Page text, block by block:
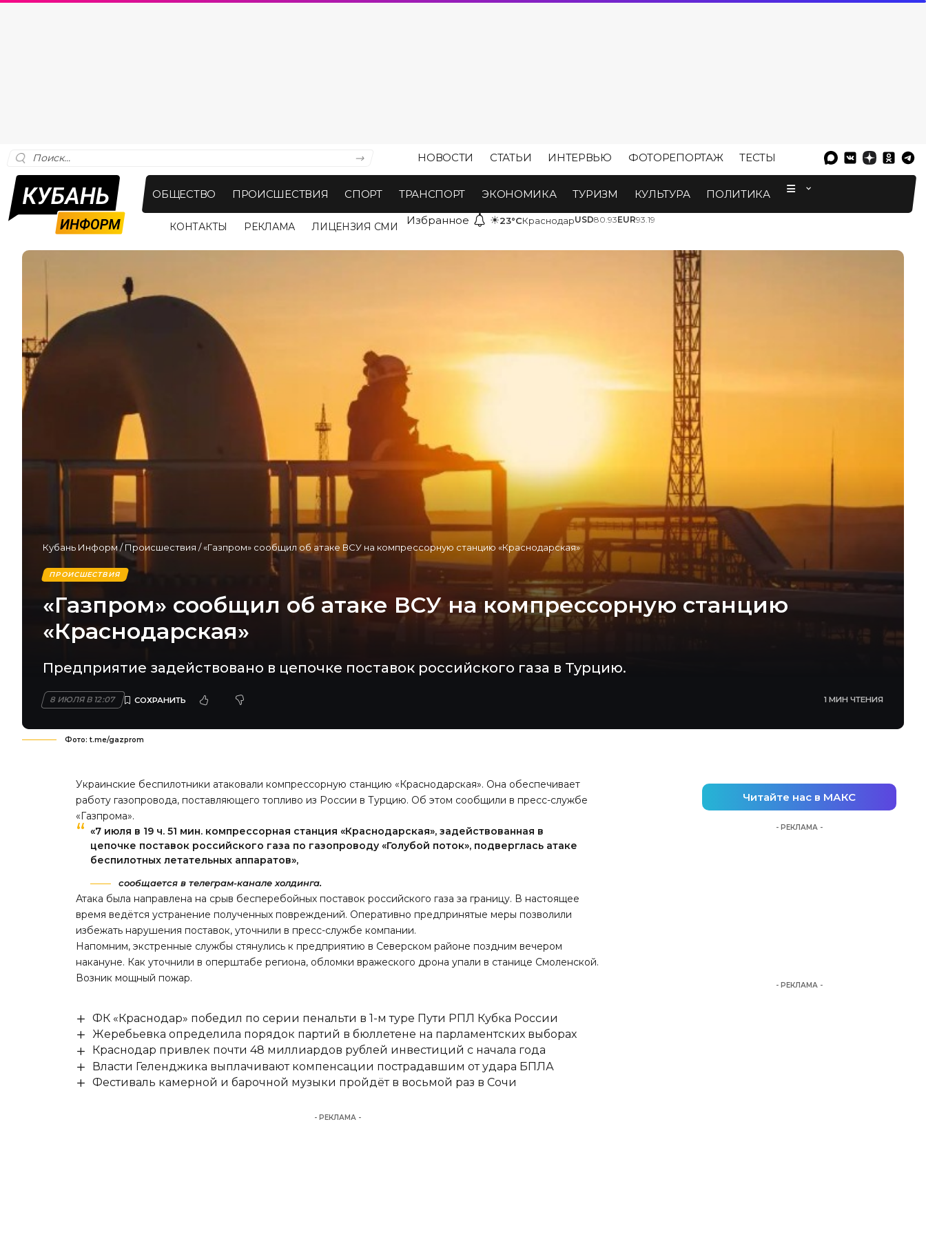
НОВОСТИ СТАТЬИ ИНТЕРВЬЮ ФОТОРЕПОРТАЖ ТЕСТЫ
ОБЩЕСТВО ПРОИСШЕСТВИЯ СПОРТ ТРАНСПОРТ ЭКОНОМИКА ТУРИЗМ КУЛЬТУРА ПОЛИТИКА
КОНТАКТЫ РЕКЛАМА ЛИЦЕНЗИЯ СМИ Избранное ☀23°CКраснодарUSD80.93EUR93.19
Кубань Информ /Происшествия /«Газпром» сообщил об атаке ВСУ на компрессорную станцию «Краснодарская»
ПРОИСШЕСТВИЯ
«Газпром» сообщил об атаке ВСУ на компрессорную станцию
«Краснодарская»
Предприятие задействовано в цепочке поставок российского газа в Турцию.
8 ИЮЛЯ В 12:07 1 МИН ЧТЕНИЯ
Фото: t.me/gazprom
Украинские беспилотники атаковали компрессорную станцию «Краснодарская». Она обеспечивает
работу газопровода, поставляющего топливо из России в Турцию. Об этом сообщили в пресс-службе
«Газпрома».
«7 июля в 19 ч. 51 мин. компрессорная станция «Краснодарская», задействованная в
цепочке поставок российского газа по газопроводу «Голубой поток», подверглась атаке
беспилотных летательных аппаратов»,
сообщается в телеграм-канале холдинга.
Атака была направлена на срыв бесперебойных поставок российского газа за границу. В настоящее
время ведётся устранение полученных повреждений. Оперативно предпринятые меры позволили
избежать нарушения поставок,уточнили в пресс-службе компании.
Напомним, экстренные службы стянулись к предприятию в Северском районе поздним вечером
накануне. Какуточнили в оперштабе региона, обломки вражеского дрона упали в станице Смоленской.
Возник мощный пожар.
ФК «Краснодар» победил по серии пенальти в 1-м туре Пути РПЛ Кубка России
Жеребьевка определила порядок партий в бюллетене на парламентских выборах
Краснодар привлек почти 48 миллиардов рублей инвестиций с начала года
Власти Геленджика выплачивают компенсации пострадавшим от удара БПЛА
Фестиваль камерной и барочной музыки пройдёт в восьмой раз в Сочи
- РЕКЛАМА -
Читайте нас в МАКС
- РЕКЛАМА -
- РЕКЛАМА -